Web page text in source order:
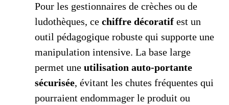
Pour les gestionnaires de crèches ou de
ludothèques, ce chiffre décoratif est un
outil pédagogique robuste qui supporte une
manipulation intensive. La base large
permet une utilisation auto-portante
sécurisée, évitant les chutes fréquentes qui
pourraient endommager le produit ou